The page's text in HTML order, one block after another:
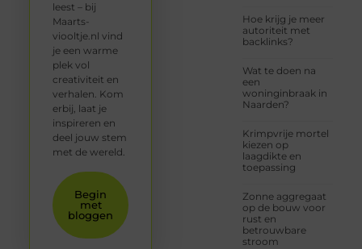
Hoe krijg je meer
autoriteit met
backlinks?
Wat te doen na
een
woninginbraak in
Naarden?
Krimpvrije mortel
kiezen op
laagdikte en
toepassing
Zonne aggregaat
op de bouw voor
rust en
betrouwbare
stroom
leest – bij
Maarts-
viooltje.nl vind
je een warme
plek vol
creativiteit en
verhalen. Kom
erbij, laat je
inspireren en
deel jouw stem
met de wereld.
Begin
met
bloggen